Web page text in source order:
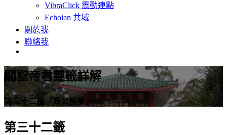
VibraClick 震動連點
Echoian 共域
關於我
聯絡我
關聖帝君靈籤詳解
第三十二籤「周公解夢」
第三十二籤